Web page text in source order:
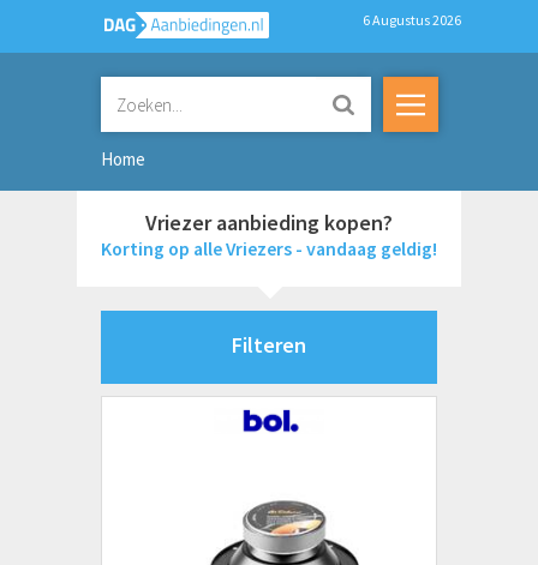
6 Augustus 2026
Home
Vriezer aanbieding kopen?
Korting op alle Vriezers - vandaag geldig!
Filteren